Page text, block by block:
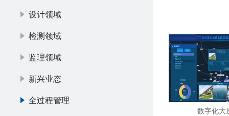
设计领域
检测领域
监理领域
新兴业态
全过程管理
数字化大